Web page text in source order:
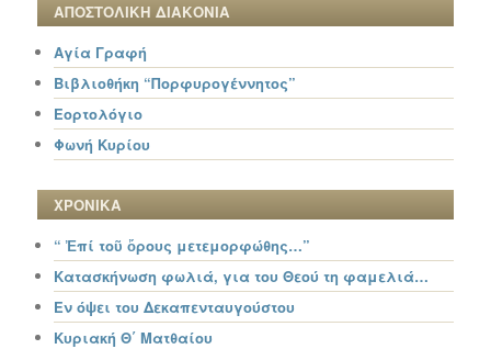
ΑΠΟΣΤΟΛΙΚΗ ΔΙΑΚΟΝΙΑ
Αγία Γραφή
Βιβλιοθήκη “Πορφυρογέννητος”
Εορτολόγιο
Φωνή Κυρίου
ΧΡΟΝΙΚΑ
“ Ἐπί τοῦ ὄρους μετεμορφώθης…”
Κατασκήνωση φωλιά, για του Θεού τη φαμελιά…
Εν όψει του Δεκαπενταυγούστου
Κυριακή Θ΄ Ματθαίου